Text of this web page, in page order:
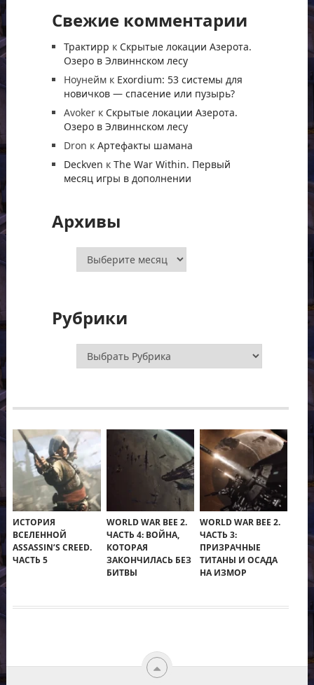
Свежие комментарии
Трактирр к Скрытые локации Азерота.
Озеро в Элвиннском лесу
Ноунеймк Exordium: 53 системы для
новичков — спасение или пузырь?
Avokerк Скрытые локации Азерота.
Озеро в Элвиннском лесу
Dron к Артефакты шамана
Deckven к The War Within. Первый
месяц игры в дополнении
Архивы
Архивы
Рубрики
Рубрики
ИСТОРИЯ
ВСЕЛЕННОЙ
ASSASSIN’S CREED.
ЧАСТЬ 5
WORLD WAR BEE 2.
ЧАСТЬ 4: ВОЙНА,
КОТОРАЯ
ЗАКОНЧИЛАСЬ БЕЗ
БИТВЫ
WORLD WAR BEE 2.
ЧАСТЬ 3:
ПРИЗРАЧНЫЕ
ТИТАНЫ И ОСАДА
НА ИЗМОР